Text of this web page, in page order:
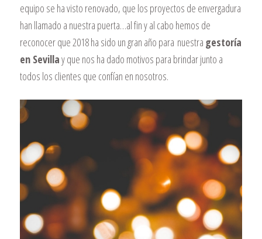
equipo se ha visto renovado, que los proyectos de envergadura
han llamado a nuestra puerta…al fin y al cabo hemos de
reconocer que 2018 ha sido un gran año para nuestra gestoría
en Sevillay que nos ha dado motivos para brindar junto a
todos los clientes que confían en nosotros.